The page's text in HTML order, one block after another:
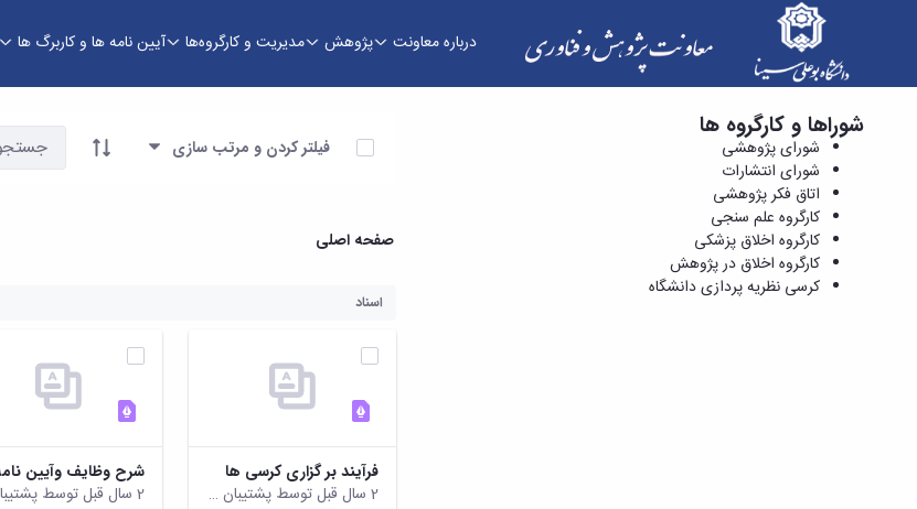
درباره معاونت پژوهش مدیریت و کارگروه‌ها آیین نامه ها و کاربرگ ها
کرسی نظریه پردازی دانشگاه - معاونت پژوهش و فناوری
شوراها و کارگروه ها
شورای پژوهشی
شورای انتشارات
اتاق فکر پژوهشی
کارگروه علم سنجی
کارگروه اخلاق پزشکی
کارگروه اخلاق در پژوهش
کرسی نظریه پردازی دانشگاه
آیتم ها را انتخاب کنید
فیلتر کردن و مرتب سازی
صفحه اصلی
اسناد
فرآیند بر گزاری کرسی ها
2 سال قبل توسط پشتیبان سپهرافزار ایرانیان